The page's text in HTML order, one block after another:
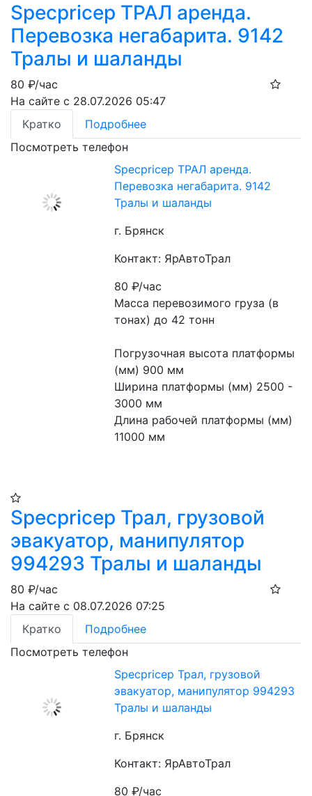
Specpricep ТРАЛ аренда.
Перевозка негабарита. 9142
Тралы и шаланды
80 ₽/час
На сайте с 28.07.2026 05:47
Кратко
Подробнее
Посмотреть телефон
Specpricep ТРАЛ аренда.
Перевозка негабарита. 9142
Тралы и шаланды
г. Брянск
Контакт: ЯрАвтоТрал
80₽/час
Масса перевозимого груза (в
тонах) до 42 тонн
Погрузочная высота платформы
(мм) 900 мм
Ширина платформы (мм) 2500 -
3000 мм
Длина рабочей платформы (мм)
11000 мм
Specpricep Трал, грузовой
эвакуатор, манипулятор
994293 Тралы и шаланды
80 ₽/час
На сайте с 08.07.2026 07:25
Кратко
Подробнее
Посмотреть телефон
Specpricep Трал, грузовой
эвакуатор, манипулятор 994293
Тралы и шаланды
г. Брянск
Контакт: ЯрАвтоТрал
80₽/час